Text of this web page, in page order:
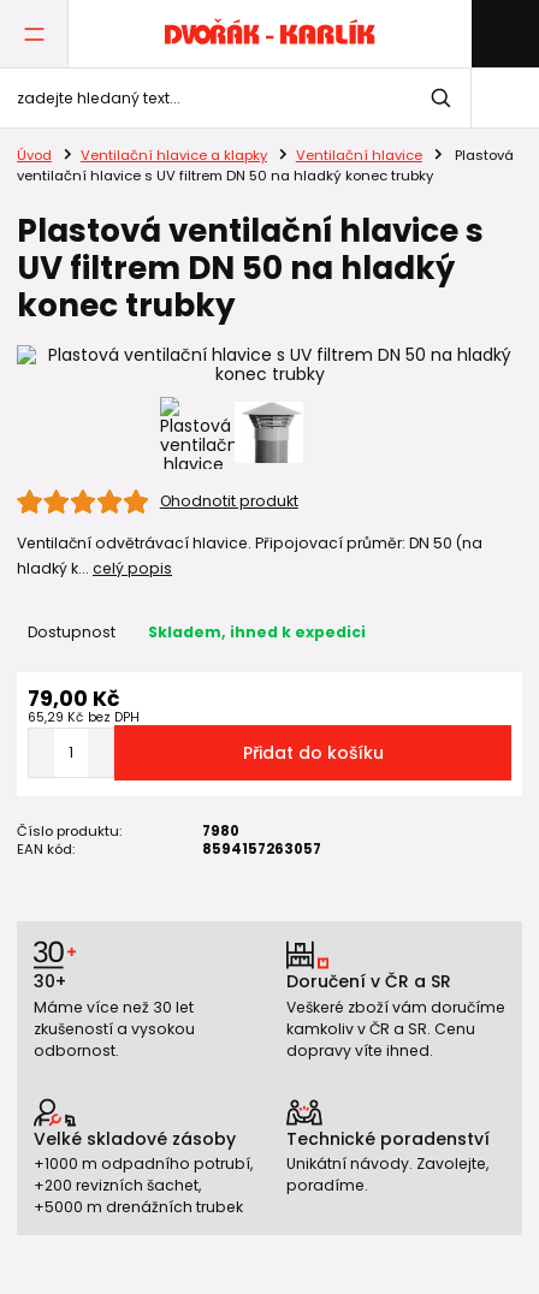
Úvod Ventilační hlavice a klapky Ventilační hlavice
Plastová
ventilační hlavice s UV filtrem DN 50 na hladký konec trubky
Plastová ventilační hlavice s
UV filtrem DN 50 na hladký
konec trubky
Ohodnotit produkt
Ventilační odvětrávací hlavice. Připojovací průměr: DN 50 (na
hladký k... celý popis
Dostupnost Skladem, ihned k expedici
79,00 Kč
65,29 Kč bez DPH
Přidat do košíku
Číslo produktu:
7980
EAN kód:
8594157263057
30+
Máme více než 30 let
zkušeností a vysokou
odbornost.
Doručení v ČR a SR
Veškeré zboží vám doručíme
kamkoliv v ČR a SR. Cenu
dopravy víte ihned.
Velké skladové zásoby
+1000 m odpadního potrubí,
+200 revizních šachet,
+5000 m drenážních trubek
Technické poradenství
Unikátní návody. Zavolejte,
poradíme.